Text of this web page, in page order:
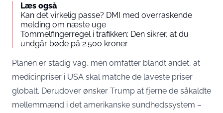
Læs også
Kan det virkelig passe? DMI med overraskende
melding om næste uge
Tommelfingerregel i trafikken: Den sikrer, at du
undgår bøde på 2.500 kroner
Planen er stadig vag, men omfatter blandt andet, at
medicinpriser i USA skal matche de laveste priser
globalt. Derudover ønsker Trump at fjerne de såkaldte
mellemmænd i det amerikanske sundhedssystem –